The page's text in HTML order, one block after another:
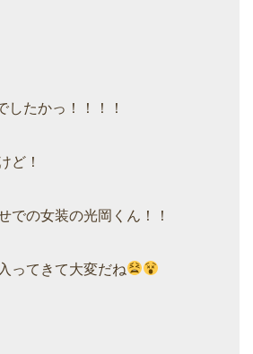
したかっ！！！！
ど！
での女装の光岡くん！！
ってきて大変だね